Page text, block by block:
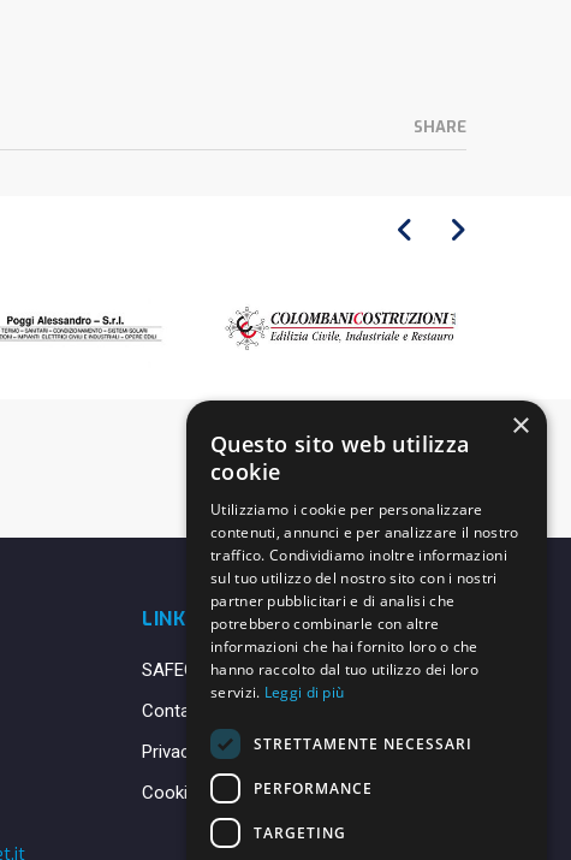
SHARE
LINK UTILI
SAFEGUARDING
Contatti
Privacy Policy
Cookie Policy
×
Questo sito web utilizza
cookie
Utilizziamo i cookie per personalizzare
contenuti, annunci e per analizzare il nostro
traffico. Condividiamo inoltre informazioni
sul tuo utilizzo del nostro sito con i nostri
partner pubblicitari e di analisi che
potrebbero combinarle con altre
informazioni che hai fornito loro o che
hanno raccolto dal tuo utilizzo dei loro
servizi. Leggi di più
STRETTAMENTE NECESSARI
PERFORMANCE
TARGETING